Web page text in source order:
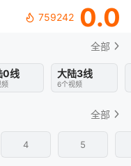
759242 0.0
全部
0线
频
大陆3线
6个视频
全部
4 5